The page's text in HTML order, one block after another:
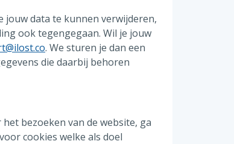
jouw data te kunnen verwijderen,
ook tegengegaan. Wil je jouw
. We sturen je dan een
die daarbij behoren
bezoeken van de website, ga
cookies welke als doel